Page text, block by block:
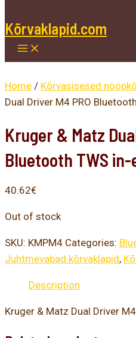
Kõrvaklapid.com
Home / Kõrvasisesed
Dual Driver M4 PRO
Kruger & Matz
Bluetooth TWS
40.62€
Out of stock
SKU: KMPM4 Categories:
Juhtmevabad kõrvaklapid,
Description
Kruger & Matz Dual Driver